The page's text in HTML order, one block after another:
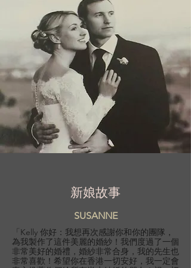
新娘故事
SUSANNE
「Kelly 你好：我想再次感謝你和你的團隊，
為我製作了這件美麗的婚紗！我們度過了一個
非常美好的婚禮，婚紗非常合身，我的先生也
非常喜歡！希望你在香港一切安好，我一定會